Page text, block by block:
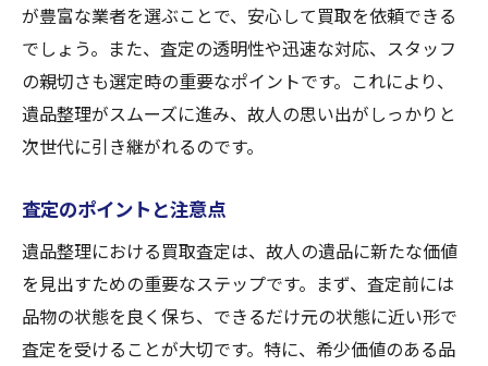
安心できる買取の手順
入間市東町での遺品整理をスムーズにする地域
密着型買取の活用法
遺品整理のプロセスを簡素化する方法
迅速な対応がもたらす安心感
買取後のフォローアップサービス
遺品整理における買取の実例
地域社会とのつながりを感じる遺品整理
思い出を次世代へ！入間市での遺品整理におけ
が豊富な業者を選ぶことで、安心して買取を依頼できる
でしょう。また、査定の透明性や迅速な対応、スタッフ
の親切さも選定時の重要なポイントです。これにより、
遺品整理がスムーズに進み、故人の思い出がしっかりと
次世代に引き継がれるのです。
査定のポイントと注意点
遺品整理における買取査定は、故人の遺品に新たな価値
を見出すための重要なステップです。まず、査定前には
品物の状態を良く保ち、できるだけ元の状態に近い形で
査定を受けることが大切です。特に、希少価値のある品